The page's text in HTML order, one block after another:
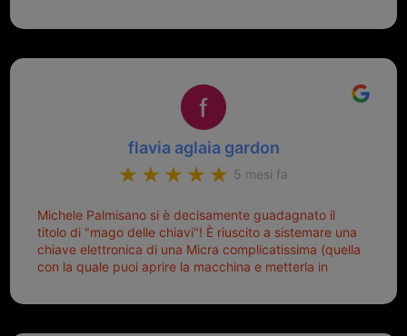
mio riferimento. Ah dimenticavo...da loro sono riuscita
Top top top!!!
flavia aglaia gardon
5 mesi fa
Michele Palmisano si è decisamente guadagnato il
titolo di "mago delle chiavi"! È riuscito a sistemare una
chiave elettronica di una Micra complicatissima (quella
con la quale puoi aprire la macchina e metterla in
pronta per la pattumiera... Avevo passato mesi con le